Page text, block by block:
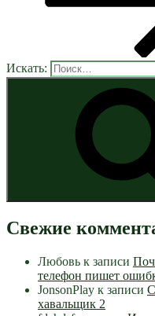
Искать:
Свежие
Любовь к записи
телефон пишет
JonsonPlay к записи
хавальщик 2